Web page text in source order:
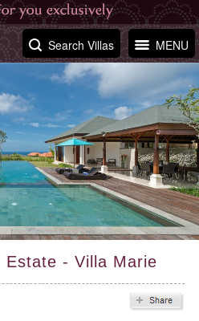
MENU
Search Villas
Estate - Villa Marie